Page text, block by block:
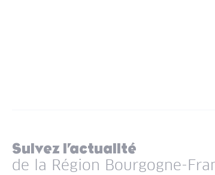
Suivez l’actualité
de la Région Bourgogne-